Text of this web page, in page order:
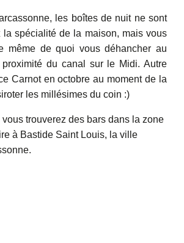
les boîtes de nuit ne sont
la spécialité de la maison, mais vous
même de quoi vous déhancher au
du canal sur le Midi. Autre
Carnot en octobre au moment de la
les millésimes du coin :)
vous trouverez des bars dans la zone
à Bastide Saint Louis, la ville